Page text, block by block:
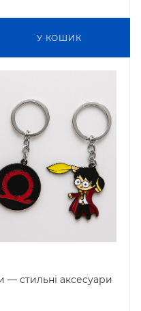
У КОШИК
— стильні аксесуари